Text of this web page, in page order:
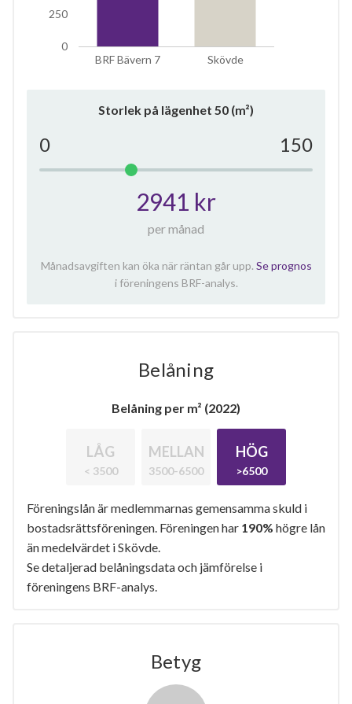
BRF Bävern 7 Skövde
0
250
Storlek på lägenhet 50 (m²)
0 150
2941 kr
per månad
Månadsavgiften kan öka när räntan går upp. Se prognos
i föreningens BRF-analys.
Belåning
Belåning per m² (2022)
LÅG
< 3500
MELLAN
3500-6500
HÖG
>6500
Föreningslån är medlemmarnas gemensamma skuld i
bostadsrättsföreningen. Föreningen har 190% högre lån
än medelvärdet i Skövde.
Se detaljerad belåningsdata och jämförelse i
föreningens BRF-analys.
Betyg